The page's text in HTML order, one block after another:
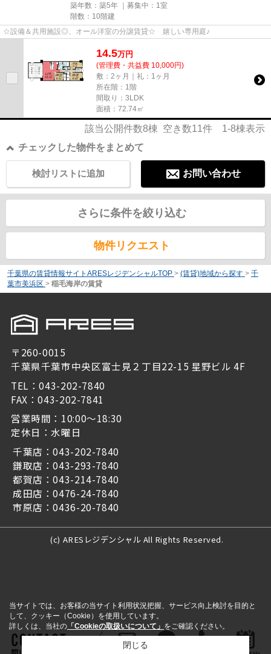
築年数：築5年 ｜募集中： 1室
階数：10階建
☆設備＆共用施設◎、オール洋室の分譲賃貸☆ 嬉しい専用庭♪
14.5万円
(管理費・共益費 10,000円)
敷：2ヶ月｜礼：1ヶ月
所在階：1階
間取り：3LDK
面積：72.74㎡
該当公開件数8棟 空き数11件 1-8棟表示
チェックした物件をまとめて
お問い合わせ
検討リストに追加
さらに条件を絞り込む
物件リクエスト
千葉県の賃貸情報サイトARESレジデンシャルTOP > (賃貸)地域から探す > 千
葉市美浜区 > 稲毛海岸の賃貸
〒260-0015
千葉県千葉市中央区富士見２丁目22-15 星野ビル 4F
TEL：043-202-7840
FAX：043-202-7841
営業時間：10:00～18:30
定休日：水曜日
千葉店：043-202-7840
鎌取店：043-293-7840
都賀店：043-214-7840
成田店：0476-24-7840
市原店：0436-20-7840
(c) ARESレジデンシャル All Rights Reserved.
問い合わせをする
当サイトでは、お客様の当サイト利用状況把握、サービス向上検討を目的と
して、クッキー（Cookie）を使用しています。
詳しくは、当社の 「Cookieの取扱いについて」 をご確認ください。
閉じる